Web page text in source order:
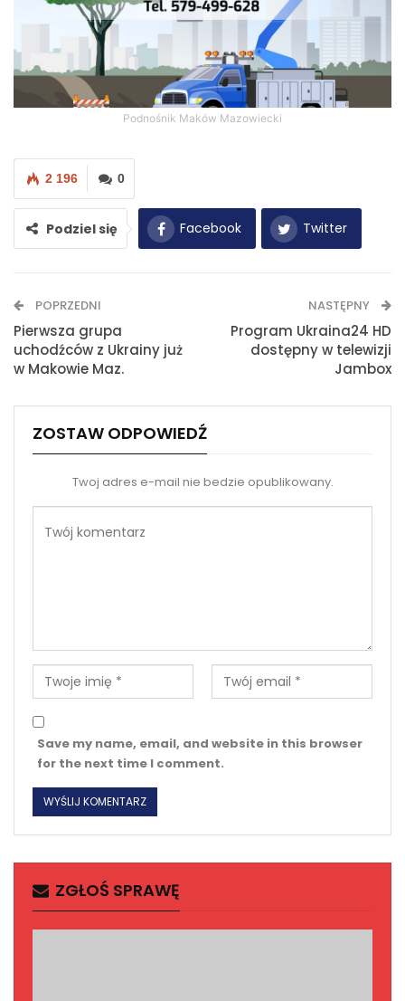
Podnośnik Maków Mazowiecki
0
2 196
Podziel się Facebook Twitter
POPRZEDNI
Pierwsza grupa
uchodźców z Ukrainy już
w Makowie Maz.
NASTĘPNY
Program Ukraina24 HD
dostępny w telewizji
Jambox
ZOSTAW ODPOWIEDŹ
Twoj adres e-mail nie bedzie opublikowany.
Save my name, email, and website in this browser
for the next time I comment.
ZGŁOŚ SPRAWĘ